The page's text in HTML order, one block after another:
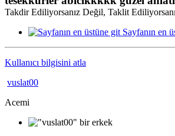
Takdir Ediliyorsanız Değil, Taklit
Sayfanın en
Kullanıcı bilgisini atla
vuslat00
Acemi